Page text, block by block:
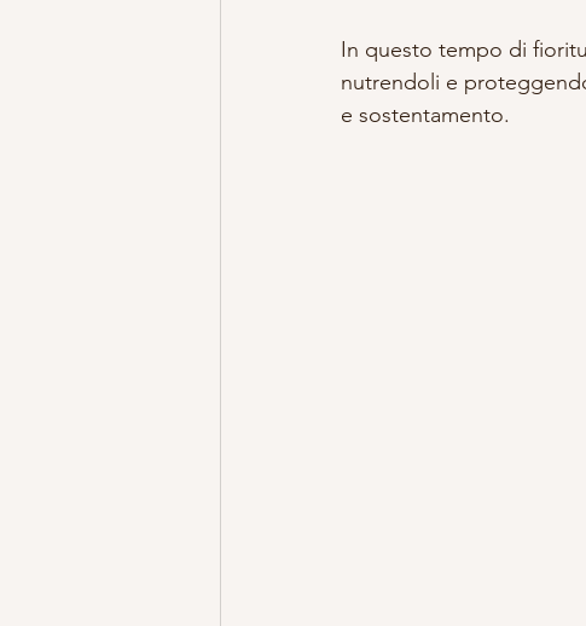
In questo tempo di
nutrendoli e
e sostentamento.